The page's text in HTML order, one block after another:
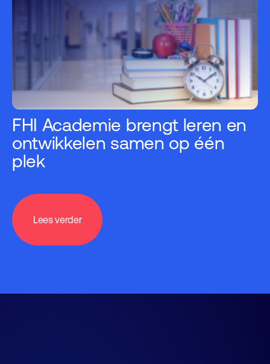
FHI Academie brengt leren en
ontwikkelen samen op één
plek
Lees verder